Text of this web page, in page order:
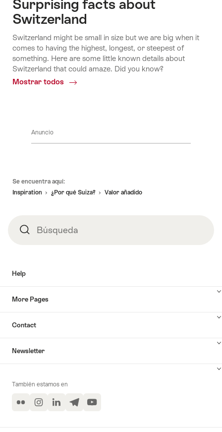
Surprising facts about
Switzerland
Switzerland might be small in size but we are big when it
comes to having the highest, longest, or steepest of
something. Here are some little known details about
Switzerland that could amaze. Did you know?
Mostrar todos
Common.Of
Anuncio
página
Se encuentra aquí:
Inspiration
¿Por qué Suiza? Valor añadido
BúsquedaBúsqueda
Help
More Pages
Contact
Newsletter
También estamos en
Flickr InstagramLinkedInTelegramYouTube